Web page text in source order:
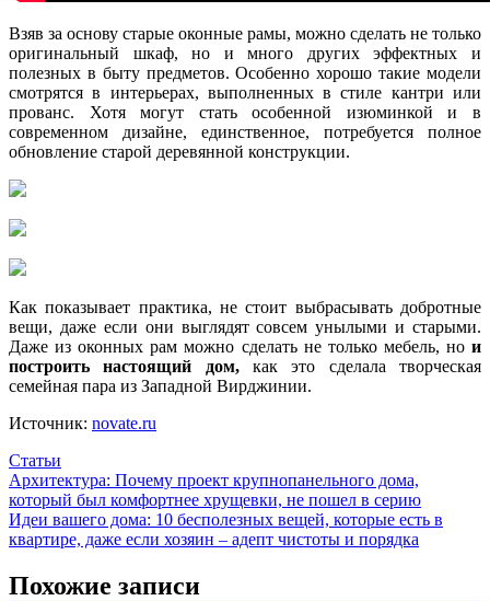
Взяв за основу старые оконные рамы, можно сделать не только
оригинальный шкаф, но и много других эффектных и
полезных в быту предметов. Особенно хорошо такие модели
смотрятся в интерьерах, выполненных в стиле кантри или
прованс. Хотя могут стать особенной изюминкой и в
современном дизайне, единственное, потребуется полное
обновление старой деревянной конструкции.
Как показывает практика, не стоит выбрасывать добротные
вещи, даже если они выглядят совсем унылыми и старыми.
Даже из оконных рам можно сделать не только мебель, но и
построить настоящий дом,как это сделала творческая
семейная пара из Западной Вирджинии.
Источник: novate.ru
Статьи
Навигация
по
записям
Архитектура: Почему проект крупнопанельного дома,
который был комфортнее хрущевки, не пошел в серию
Идеи вашего дома: 10 бесполезных вещей, которые есть в
квартире, даже если хозяин – адепт чистоты и порядка
Похожие записи